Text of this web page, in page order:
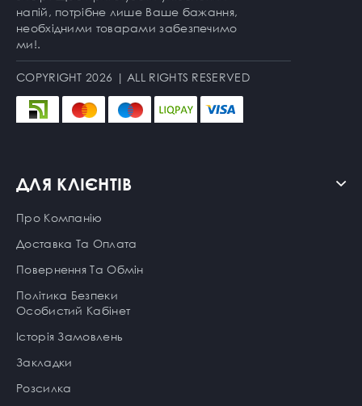
напій, потрібне лише Ваше бажання,
необхідними товарами забезпечимо
ми!.
COPYRIGHT 2026 | ALL RIGHTS RESERVED
ДЛЯ КЛІЄНТІВ
Про Компанію
Доставка Та Оплата
Повернення Та Обмін
Політика Безпеки
Особистий Кабінет
Історія Замовлень
Закладки
Розсилка